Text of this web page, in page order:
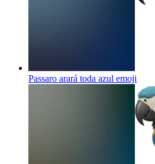
Passaro arará toda azul emoji